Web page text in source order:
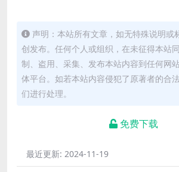
声明：本站所有文章，如无特殊说明或
创发布。任何个人或组织，在未征得本站
制、盗用、采集、发布本站内容到任何网
体平台。如若本站内容侵犯了原著者的合
们进行处理。
免费下载
最近更新: 2024-11-19